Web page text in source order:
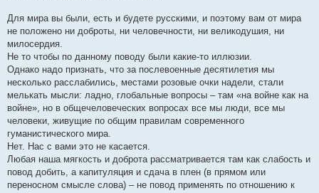
Для мира вы были, есть и будете русскими, и поэтому вам от мира
не положено ни доброты, ни человечности, ни великодушия, ни
милосердия.
Не то чтобы по данному поводу были какие-то иллюзии.
Однако надо признать, что за послевоенные десятилетия мы
несколько расслабились, местами розовые очки надели, стали
мелькать мысли: ладно, глобальные вопросы – там «на войне как на
войне», но в общечеловеческих вопросах все мы люди, все мы
человеки, живущие по общим правилам современного
гуманистического мира.
Нет. Нас с вами это не касается.
Любая наша мягкость и доброта рассматривается там как слабость и
повод добить, а капитуляция и сдача в плен (в прямом или
переносном смысле слова) – не повод применять по отношению к